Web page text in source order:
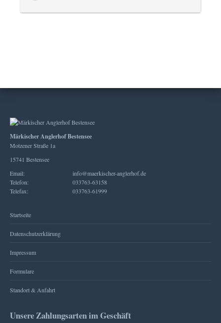
Märkischer Anglerhof Bestensee
Motzener Straße 1a
15741 Bestensee
Email:
info@maerkischer-anglerhof.de
Telefon:
033763-63158
Telefax:
033763-61999
Startseite
Datenschutzerklärung
Impressum
Formulare
Standort & Anfahrt
Unsere Zahlungsarten im Geschäft